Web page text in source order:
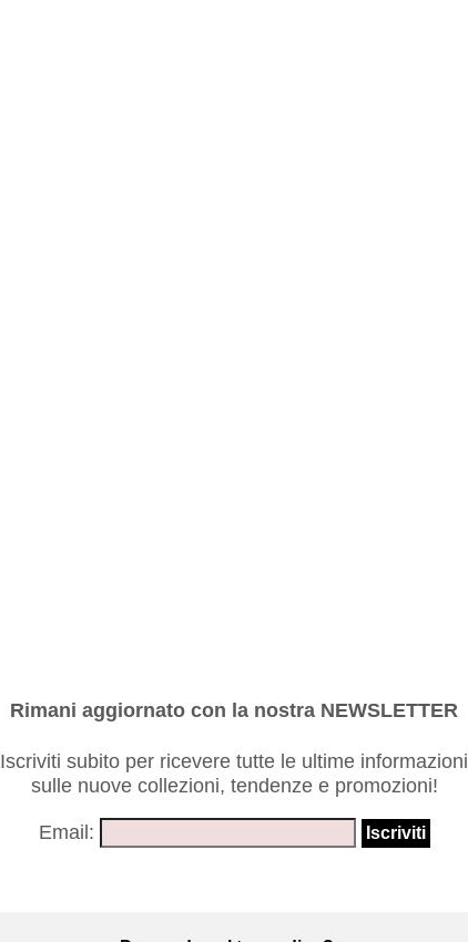
Rimani aggiornato con la nostra NEWSLETTER
Iscriviti subito per ricevere tutte le ultime informazioni
sulle nuove collezioni, tendenze e promozioni!
Email: